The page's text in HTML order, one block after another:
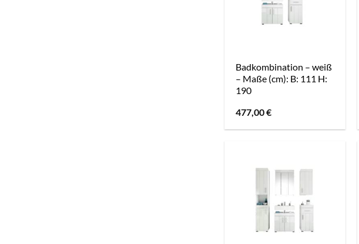
Badkombination – weiß
– Maße (cm): B: 111 H:
190
477,00€